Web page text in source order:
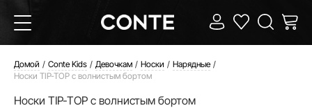
Домой Conte Kids Девочкам Носки
Нарядные
Носки TIP-TOP с волнистым бортом
Носки TIP-TOP с волнистым бортом